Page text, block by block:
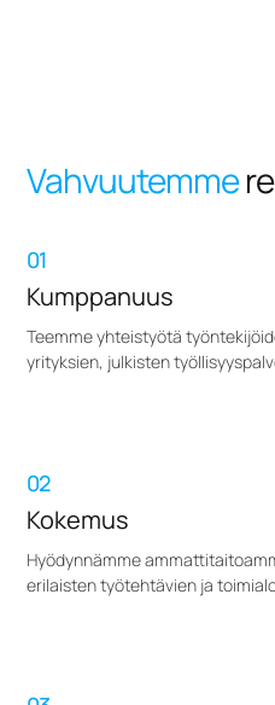
Vahvuutemme
01
Kumppanuus
Teemme yhteistyötä
yrityksien, julkisten
02
Kokemus
Hyödynnämme
erilaisten työtehtävien ja